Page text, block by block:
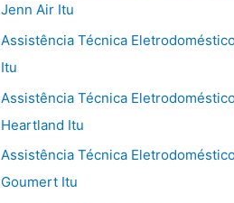
Jenn Air Itu
Assistência Técnica
Itu
Assistência Técnica
Heartland Itu
Assistência Técnica
Goumert Itu